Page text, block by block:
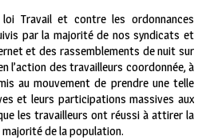
Travail et contre les ordonnances
par la majorité de nos syndicats et
et des rassemblements de nuit sur
l’action des travailleurs coordonnée, à
au mouvement de prendre une telle
et leurs participations massives aux
les travailleurs ont réussi à attirer la
de la population.